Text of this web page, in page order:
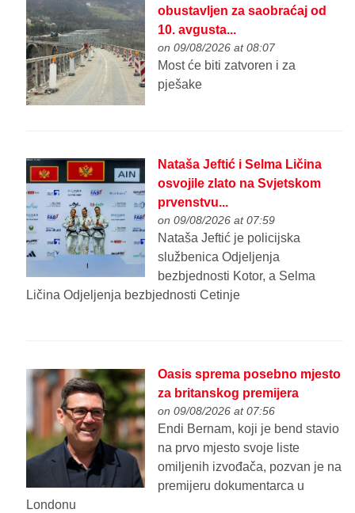
obustavljen za saobraćaj od
10. avgusta...
on 09/08/2026 at 08:07
Most će biti zatvoren i za
pješake
Nataša Jeftić i Selma Ličina
osvojile zlato na Svjetskom
prvenstvu...
on 09/08/2026 at 07:59
Nataša Jeftić je policijska
službenica Odjeljenja
bezbjednosti Kotor, a Selma
Ličina Odjeljenja bezbjednosti Cetinje
Oasis sprema posebno mjesto
za britanskog premijera
on 09/08/2026 at 07:56
Endi Bernam, koji je bend stavio
na prvo mjesto svoje liste
omiljenih izvođača, pozvan je na
premijeru dokumentarca u
Londonu